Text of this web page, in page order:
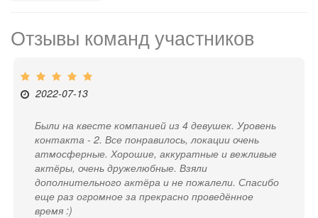
Отзывы команд участников
2022-07-13
Были на квесте компанией из 4 девушек. Уровень
контакта - 2. Все понравилось, локации очень
атмосферные. Хорошие, аккуратные и вежливые
актёры, очень дружелюбные. Взяли
дополнительного актёра и не пожалели. Спасибо
еще раз огромное за прекрасно проведённое
время :)